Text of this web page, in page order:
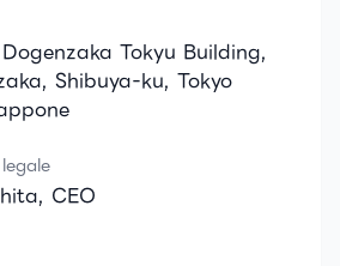
Tokyu Building,
Shibuya-ku, Tokyo
CEO